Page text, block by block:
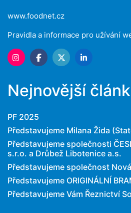
www.foodnet.cz
Pravidla a informace pro užívání
Nejnovější
PF 2025
Představujeme Milana Žida
Představujeme společnosti
s.r.o. a Drůbež Libotenice a.s.
Představujeme společnost
Představujeme ORIGINÁLNÍ
Představujeme Vám Řeznictví